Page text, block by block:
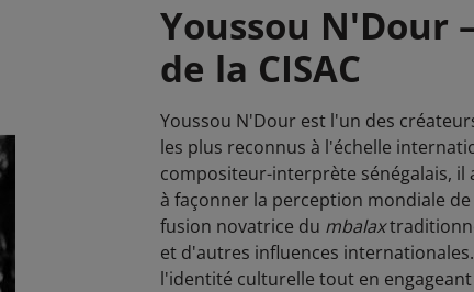
Youssou N'Dour
de la CISAC
Youssou N'Dour est l'un des
les plus reconnus à l'échelle
compositeur-interprète sénégalais, il
à façonner la perception mondiale
fusion novatrice du mbalax
et d'autres influences
l'identité culturelle tout en